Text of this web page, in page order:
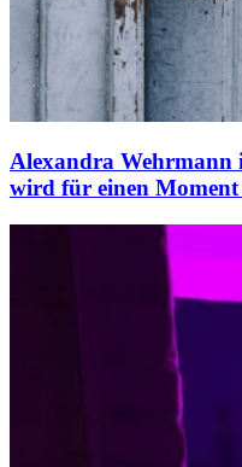
Alexandra Wehrmann
wird für einen Moment